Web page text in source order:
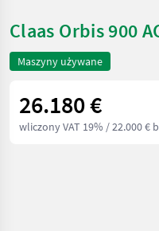
Claas Orbis 900
Maszyny używane
26.180 €
wliczony VAT 19% / 22.000 €